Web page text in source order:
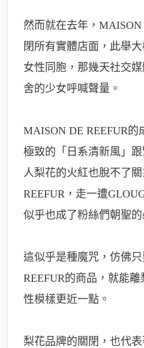
然而就在去年，MAISON
閉所有實體店面，此舉
女性同胞，那幾天社交
舍的少女呼喊聲量。
MAISON DE REEFUR
極致的「日系清新風」
人梨花的火紅也脫不了
REEFUR，走一遭
似乎也成了粉絲們朝聖的
這似乎是種魔咒，仿佛
REEFUR的商品，就能
性模樣更近一點。
梨花品牌的關閉，也代